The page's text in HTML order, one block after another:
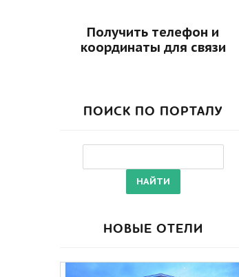
Получить телефон и
координаты для связи
ПОИСК ПО ПОРТАЛУ
НОВЫЕ ОТЕЛИ